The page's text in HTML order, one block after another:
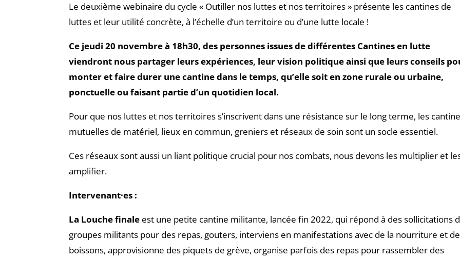
Le deuxième webinaire du cycle « Outiller nos luttes et nos territoires » présente les cantines de
luttes et leur utilité concrète, à l’échelle d’un territoire ou d’une lutte locale !
Ce jeudi 20 novembre à 18h30, des personnes issues de différentes Cantines en lutte
viendront nous partager leurs expériences, leur vision politique ainsi que leurs conseils
monter et faire durer une cantine dans le temps, qu’elle soit en zone rurale ou urbaine,
ponctuelle ou faisant partie d’un quotidien local.
Pour que nos luttes et nos territoires s’inscrivent dans une résistance sur le long terme, les
mutuelles de matériel, lieux en commun, greniers et réseaux de soin sont un socle essentiel.
Ces réseaux sont aussi un liant politique crucial pour nos combats, nous devons les multiplier et
amplifier.
Intervenant·es :
La Louche finale est une petite cantine militante, lancée fin 2022, qui répond à des sollicitations
groupes militants pour des repas, gouters, interviens en manifestations avec de la nourriture et
boissons, approvisionne des piquets de grève, organise parfois des repas pour rassembler des